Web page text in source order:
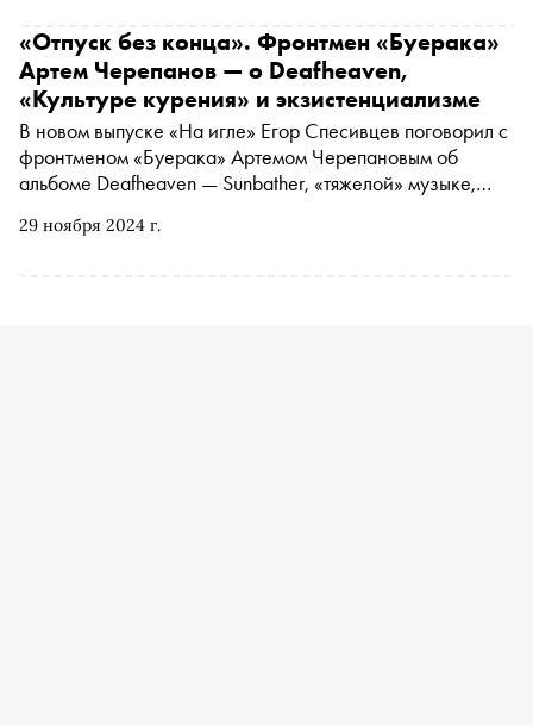
из канона, а с другой — экспериментируют и сочетают
несочетаемое. Собрали пять современных готических
текстов, где от ужаса до завораживающей эстетики —
рукой подать
29 ноября 2024 г.
«Отпуск без конца». Фронтмен «Буерака»
Артем Черепанов — о Deafheaven,
«Культуре курения» и экзистенциализме
В новом выпуске «На игле» Егор Спесивцев поговорил с
фронтменом «Буерака» Артемом Черепановым об
альбоме Deafheaven — Sunbather, «тяжелой» музыке,
пост-панка